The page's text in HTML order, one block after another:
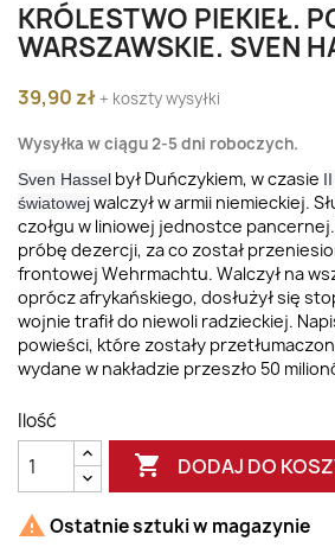
KRÓLESTWO PIEKIEŁ.
WARSZAWSKIE. SVEN
39,90 zł + koszty wysyłki
Wysyłka w ciągu 2-5 dni roboczych.
Sven Hassel był Duńczykiem, w czasie
światowejwalczył w armii niemieckiej.
czołgu w liniowej jednostce
próbę dezercji, za co został
frontowej Wehrmachtu. Walczył na
oprócz afrykańskiego, dosłużył się
wojnie trafił do niewoli radzieckiej.
powieści, które zostały
wydane w nakładzie przeszło 50
Ilość
 DODAJ DO
 Ostatnie sztuki w magazynie